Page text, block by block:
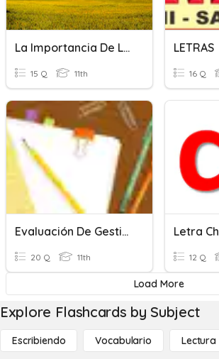
La Importancia De La Biodiversidad
15 Q 11th
LETRAS
16 Q
Evaluación De Gestión De Archivos De Texto
20 Q 11th
Letra Ch
12 Q
Load More
Explore Flashcards by Subject
Escribiendo Vocabulario Lectura